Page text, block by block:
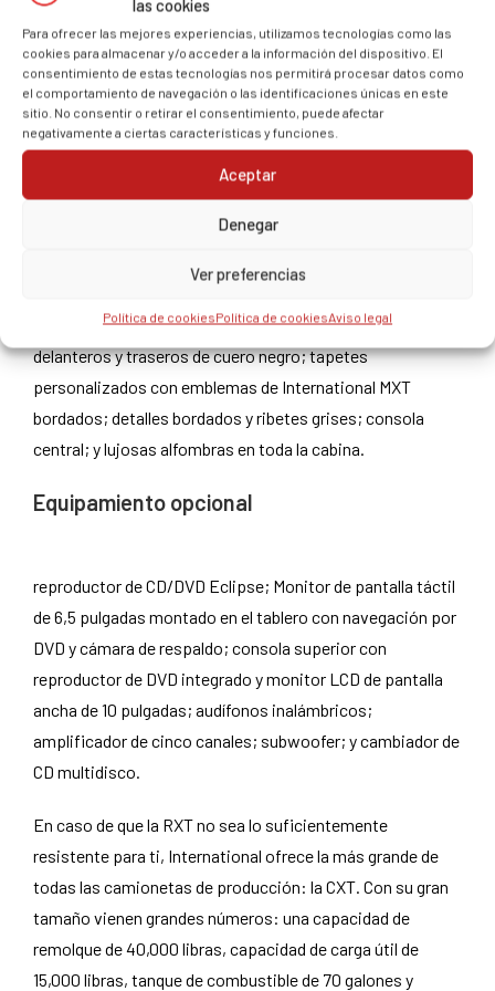
las cookies
Para ofrecer las mejores experiencias, utilizamos tecnologías como las
cookies para almacenar y/o acceder a la información del dispositivo. El
consentimiento de estas tecnologías nos permitirá procesar datos como
el comportamiento de navegación o las identificaciones únicas en este
sitio. No consentir o retirar el consentimiento, puede afectar
negativamente a ciertas características y funciones.
Aceptar
Denegar
Ver preferencias
Política de cookiesPolítica de cookiesAviso legal
escalones de cabina de aluminio anodizado del lado
izquierdo y derecho; paragolpes trasero de aluminio
anodizado; y enganche receptor de remolque montado en
el bastidor.
Interiores de prestigio
Indicadores deportivos con cara de marfil; detalles
delanteros de largo completo acolchados; asientos
delanteros y traseros de cuero negro; tapetes
personalizados con emblemas de International MXT
bordados; detalles bordados y ribetes grises; consola
central; y lujosas alfombras en toda la cabina.
Equipamiento opcional
reproductor de CD/DVD Eclipse; Monitor de pantalla táctil
de 6,5 pulgadas montado en el tablero con navegación por
DVD y cámara de respaldo; consola superior con
reproductor de DVD integrado y monitor LCD de pantalla
ancha de 10 pulgadas; audífonos inalámbricos;
amplificador de cinco canales; subwoofer; y cambiador de
CD multidisco.
En caso de que la RXT no sea lo suficientemente
resistente para ti, International ofrece la más grande de
todas las camionetas de producción: la CXT. Con su gran
tamaño vienen grandes números: una capacidad de
remolque de 40,000 libras, capacidad de carga útil de
15,000 libras, tanque de combustible de 70 galones y